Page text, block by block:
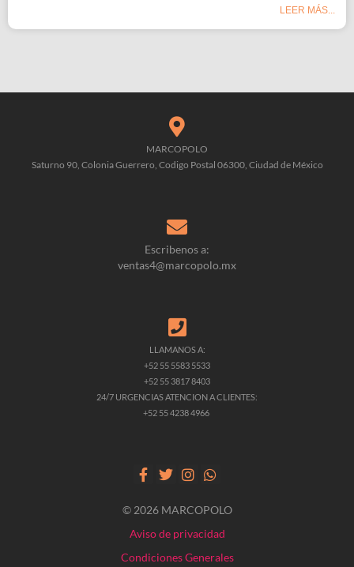
LEER MÁS...
MARCOPOLO
Saturno 90, Colonia Guerrero, Codigo Postal 06300, Ciudad de México
Escribenos a:
ventas4@marcopolo.mx
LLAMANOS A:
+52 55 5583 5533
+52 55 3817 8403
24/7 URGENCIAS ATENCION A CLIENTES:
+52 55 4238 4966
© 2026 MARCOPOLO
Aviso de privacidad
Condiciones Generales